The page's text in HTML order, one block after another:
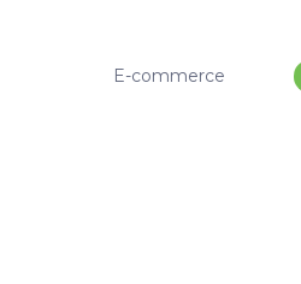
E-commerce